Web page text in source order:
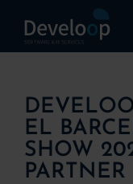
EL
SHOW
PARTNER